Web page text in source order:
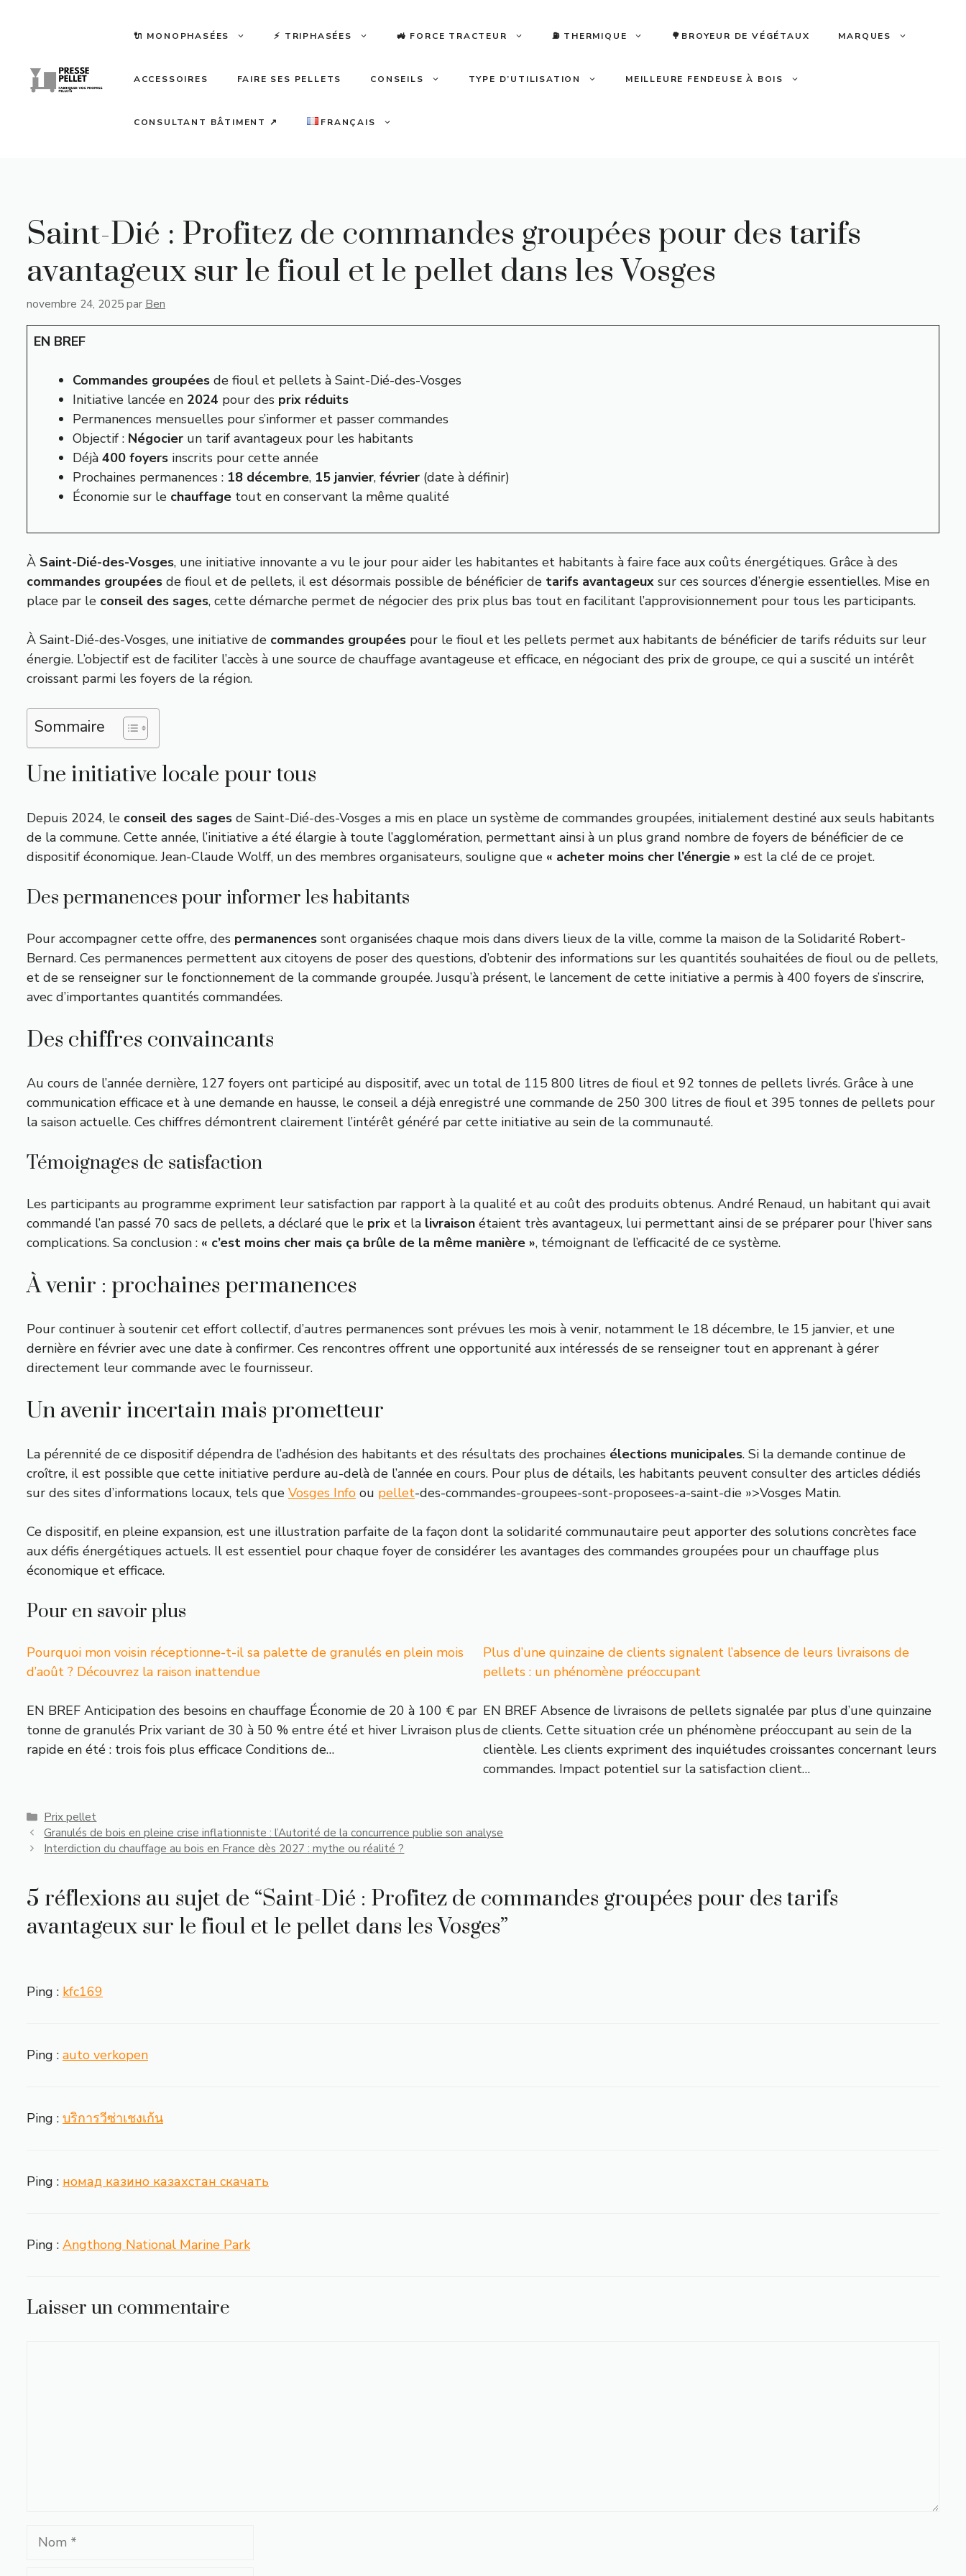
🔌 MONOPHASÉES ⚡️ TRIPHASÉES 🚜 FORCE TRACTEUR ⛽️ THERMIQUE 🌳BROYEUR DE VÉGÉTAUX MARQUES
ACCESSOIRES FAIRE SES PELLETS CONSEILS TYPE D’UTILISATION MEILLEURE FENDEUSE À BOIS
CONSULTANT BÂTIMENT ↗ FRANÇAIS
Saint-Dié : Profitez de commandes groupées pour des tarifs
avantageux sur le fioul et le pellet dans les Vosges
novembre 24, 2025 par Ben
EN BREF
Commandes groupées de fioul et pellets à Saint-Dié-des-Vosges
Initiative lancée en 2024 pour des prix réduits
Permanences mensuelles pour s’informer et passer commandes
Objectif : Négocier un tarif avantageux pour les habitants
Déjà 400 foyers inscrits pour cette année
Prochaines permanences : 18 décembre, 15 janvier, février (date à définir)
Économie sur le chauffage tout en conservant la même qualité
À Saint-Dié-des-Vosges, une initiative innovante a vu le jour pour aider les habitantes et habitants à faire face aux coûts énergétiques. Grâce à des
commandes groupées de fioul et de pellets, il est désormais possible de bénéficier de tarifs avantageux sur ces sources d’énergie essentielles. Mise en
place par le conseil des sages, cette démarche permet de négocier des prix plus bas tout en facilitant l’approvisionnement pour tous les participants.
À Saint-Dié-des-Vosges, une initiative de commandes groupées pour le fioul et les pellets permet aux habitants de bénéficier de tarifs réduits sur leur
énergie. L’objectif est de faciliter l’accès à une source de chauffage avantageuse et efficace, en négociant des prix de groupe, ce qui a suscité un intérêt
croissant parmi les foyers de la région.
Sommaire
Une initiative locale pour tous
Depuis 2024, le conseil des sages de Saint-Dié-des-Vosges a mis en place un système de commandes groupées, initialement destiné aux seuls habitants
de la commune. Cette année, l’initiative a été élargie à toute l’agglomération, permettant ainsi à un plus grand nombre de foyers de bénéficier de ce
dispositif économique. Jean-Claude Wolff, un des membres organisateurs, souligne que « acheter moins cher l’énergie » est la clé de ce projet.
Des permanences pour informer les habitants
Pour accompagner cette offre, des permanences sont organisées chaque mois dans divers lieux de la ville, comme la maison de la Solidarité Robert-
Bernard. Ces permanences permettent aux citoyens de poser des questions, d’obtenir des informations sur les quantités souhaitées de fioul ou de pellets,
et de se renseigner sur le fonctionnement de la commande groupée. Jusqu’à présent, le lancement de cette initiative a permis à 400 foyers de s’inscrire,
avec d’importantes quantités commandées.
Des chiffres convaincants
Au cours de l’année dernière, 127 foyers ont participé au dispositif, avec un total de 115 800 litres de fioul et 92 tonnes de pellets livrés. Grâce à une
communication efficace et à une demande en hausse, le conseil a déjà enregistré une commande de 250 300 litres de fioul et 395 tonnes de pellets pour
la saison actuelle. Ces chiffres démontrent clairement l’intérêt généré par cette initiative au sein de la communauté.
Témoignages de satisfaction
Les participants au programme expriment leur satisfaction par rapport à la qualité et au coût des produits obtenus. André Renaud, un habitant qui avait
commandé l’an passé 70 sacs de pellets, a déclaré que le prix et la livraison étaient très avantageux, lui permettant ainsi de se préparer pour l’hiver sans
complications. Sa conclusion : « c’est moins cher mais ça brûle de la même manière », témoignant de l’efficacité de ce système.
À venir : prochaines permanences
Pour continuer à soutenir cet effort collectif, d’autres permanences sont prévues les mois à venir, notamment le 18 décembre, le 15 janvier, et une
dernière en février avec une date à confirmer. Ces rencontres offrent une opportunité aux intéressés de se renseigner tout en apprenant à gérer
directement leur commande avec le fournisseur.
Un avenir incertain mais prometteur
La pérennité de ce dispositif dépendra de l’adhésion des habitants et des résultats des prochaines élections municipales. Si la demande continue de
croître, il est possible que cette initiative perdure au-delà de l’année en cours. Pour plus de détails, les habitants peuvent consulter des articles dédiés
sur des sites d’informations locaux, tels que Vosges Info ou pellet-des-commandes-groupees-sont-proposees-a-saint-die »>Vosges Matin.
Ce dispositif, en pleine expansion, est une illustration parfaite de la façon dont la solidarité communautaire peut apporter des solutions concrètes face
aux défis énergétiques actuels. Il est essentiel pour chaque foyer de considérer les avantages des commandes groupées pour un chauffage plus
économique et efficace.
Pour en savoir plus
Pourquoi mon voisin réceptionne-t-il sa palette de granulés en plein mois
d’août ? Découvrez la raison inattendue
EN BREF Anticipation des besoins en chauffage Économie de 20 à 100 € par
tonne de granulés Prix variant de 30 à 50 % entre été et hiver Livraison plus
rapide en été : trois fois plus efficace Conditions de…
Plus d’une quinzaine de clients signalent l’absence de leurs livraisons de
pellets : un phénomène préoccupant
EN BREF Absence de livraisons de pellets signalée par plus d’une quinzaine
de clients. Cette situation crée un phénomène préoccupant au sein de la
clientèle. Les clients expriment des inquiétudes croissantes concernant leurs
commandes. Impact potentiel sur la satisfaction client…
Catégories
Prix pellet
Granulés de bois en pleine crise inflationniste : l’Autorité de la concurrence publie son analyse
Interdiction du chauffage au bois en France dès 2027 : mythe ou réalité ?
5 réflexions au sujet de “Saint-Dié : Profitez de commandes groupées pour des tarifs
avantageux sur le fioul et le pellet dans les Vosges”
Ping : kfc169
Ping : auto verkopen
Ping : บริการวีซ่าเชงเก้น
Ping : номад казино казахстан скачать
Ping : Angthong National Marine Park
Laisser un commentaire
Nom